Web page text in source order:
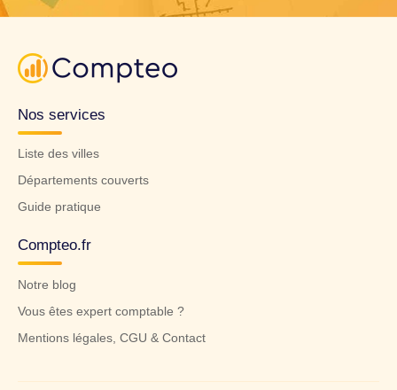
Nos services
Liste des villes
Départements couverts
Guide pratique
Compteo.fr
Notre blog
Vous êtes expert comptable ?
Mentions légales, CGU & Contact